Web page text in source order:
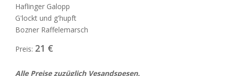
Haflinger Galopp
G'lockt und g'hupft
Bozner Raffelemarsch
Preis: 21 €
Alle Preise zuzüglich Vesandspesen.